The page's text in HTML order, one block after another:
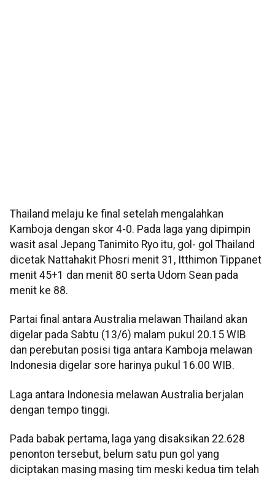
Thailand melaju ke final setelah mengalahkan
Kamboja dengan skor 4-0. Pada laga yang dipimpin
wasit asal Jepang Tanimito Ryo itu, gol- gol Thailand
dicetak Nattahakit Phosri menit 31, Itthimon Tippanet
menit 45+1 dan menit 80 serta Udom Sean pada
menit ke 88.
Partai final antara Australia melawan Thailand akan
digelar pada Sabtu (13/6) malam pukul 20.15 WIB
dan perebutan posisi tiga antara Kamboja melawan
Indonesia digelar sore harinya pukul 16.00 WIB.
Laga antara Indonesia melawan Australia berjalan
dengan tempo tinggi.
Pada babak pertama, laga yang disaksikan 22.628
penonton tersebut, belum satu pun gol yang
diciptakan masing masing tim meski kedua tim telah